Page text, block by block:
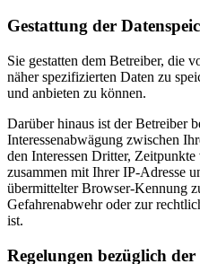
Gestattung der
Sie gestatten dem Betreiber, die
näher spezifizierten Daten zu
und anbieten zu können.
Darüber hinaus ist der Betreiber
Interessenabwägung zwischen
den Interessen Dritter,
zusammen mit Ihrer IP-Adresse
übermittelter Browser-Kennung
Gefahrenabwehr oder zur
ist.
Regelungen bezüglich